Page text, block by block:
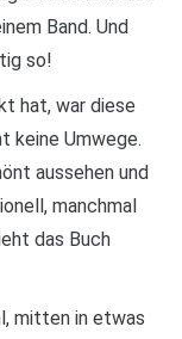
Band. Und
so!
hat, war diese
keine Umwege.
aussehen und
manchmal
das Buch
mitten in etwas